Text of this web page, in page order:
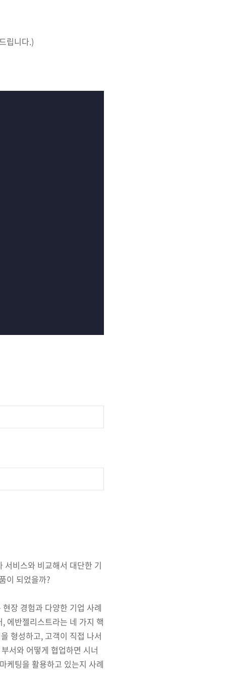
립니다.)
비스와 비교해서 대단한 기
이 되었을까?
장 경험과 다양한 기업 사례
에반젤리스트라는 네 가지 핵
형성하고, 고객이 직접 나서
서와 어떻게 협업하면 시너
케팅을 활용하고 있는지 사례